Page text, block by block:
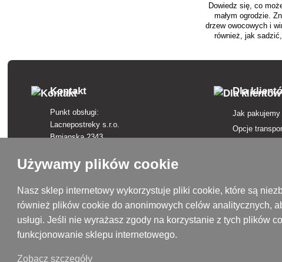
Dowiedz się, co
małym ogrodzie.
drzew owocowych i
również, jak
Kontakt
Punkt obsługi:
Lacnepostreky s.r.o.
Brnianska 2343
+421 915 420 295
kontakt@lacnepostreky.sk
Siedziba firmy:
Lacnepostreky s.r.o.
Dla
Jak pakujemy
Opcje
Odstąpienie
Polityka
Używamy plików cookie
Nasz sklep internetowy wykorzystuje pliki cookie, które są
również plików cookie do anonimowych celów analitycznych,
usługi. Jeśli nie wyrażasz zgody na korzystanie z tych plików
funkcjonowanie sklepu internetowego.
Zobacz szczegóły